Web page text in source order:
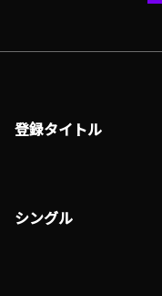
登録タイトル
シングル